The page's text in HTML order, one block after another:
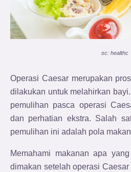
sc: healthc
Operasi Caesar merupakan
dilakukan untuk melahirkan
pemulihan pasca operasi
dan perhatian ekstra. Salah
pemulihan ini adalah pola
Memahami makanan apa
dimakan setelah operasi